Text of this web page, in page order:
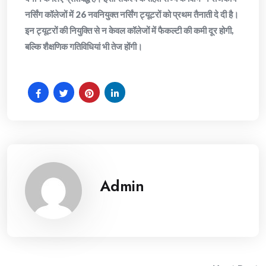
नर्सिंग कॉलेजों में 26 नवनियुक्त नर्सिंग ट्यूटरों को प्रथम तैनाती दे दी है।
इन ट्यूटरों की नियुक्ति से न केवल कॉलेजों में फैकल्टी की कमी दूर होगी,
बल्कि शैक्षणिक गतिविधियां भी तेज होंगी।
Admin